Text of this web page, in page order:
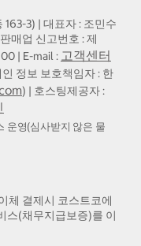
3) | 대표자 : 조민수
매업 신고번호 : 제
| E-mail : 고객센터
인 정보 보호책임자 : 한
) | 호스팅제공자 :
운영(심사받지 않은 물
체 결제시 코스트코에
스(채무지급보증)를 이